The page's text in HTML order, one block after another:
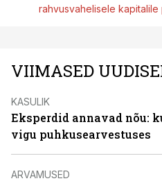
rahvusvahelisele kapitalile
VIIMASED
KASULIK
Eksperdid annavad nõu:
vigu puhkusearvestuses
ARVAMUSED